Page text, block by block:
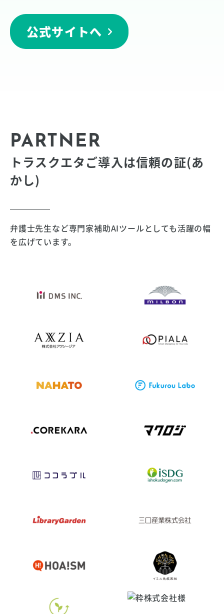
公式サイトへ
PARTNER
トラスクエタご導入は信頼の証(あ
かし)
弁護士先生など専門家補助AIツールとしても活躍の幅
を広げています。